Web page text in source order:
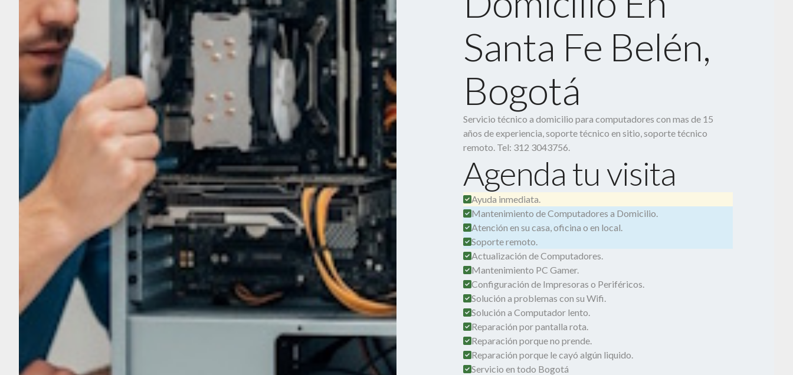
Santa Fe Belén,
Bogotá
Servicio técnico a domicilio para computadores con mas de 15
años de experiencia, soporte técnico en sitio, soporte técnico
remoto. Tel: 312 3043756.
Agenda tu visita
Ayuda inmediata.
Mantenimiento de Computadores a Domicilio.
Atención en su casa, oficina o en local.
Soporte remoto.
Actualización de Computadores.
Mantenimiento PC Gamer.
Configuración de Impresoras o Periféricos.
Solución a problemas con su Wifi.
Solución a Computador lento.
Reparación por pantalla rota.
Reparación porque no prende.
Reparación porque le cayó algún liquido.
Servicio en todo Bogotá